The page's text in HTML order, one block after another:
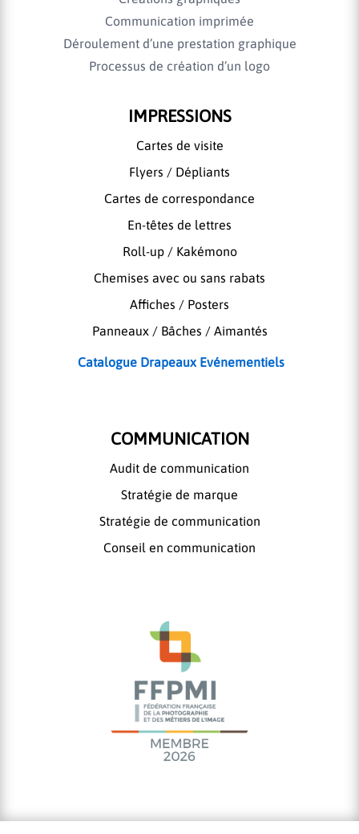
Communication imprimée
Déroulement d’une prestation graphique
Processus de création d’un logo
IMPRESSIONS
Cartes de visite
Flyers / Dépliants
Cartes de correspondance
En-têtes de lettres
Roll-up / Kakémono
Chemises avec ou sans rabats
Affiches / Posters
Panneaux / Bâches / Aimantés
Catalogue Drapeaux Evénementiels
COMMUNICATION
Audit de communication
Stratégie de marque
Stratégie de communication
Conseil en communication